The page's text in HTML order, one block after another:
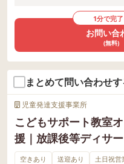
1分で完了
お問い合
(無料)
まとめて問い合わせ
児童発達支援事業所
こどもサポート教室
援｜放課後等ディサ
空きあり 送迎あり 土日祝営